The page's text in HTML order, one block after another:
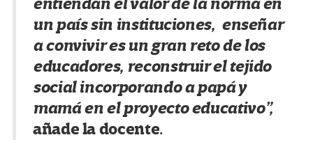
entiendan el valor de la norma en
un país sin instituciones, enseñar
a convivir es un gran reto de los
educadores, reconstruir el tejido
social incorporando a papá y
mamá en el proyecto educativo”,
añade la docente.